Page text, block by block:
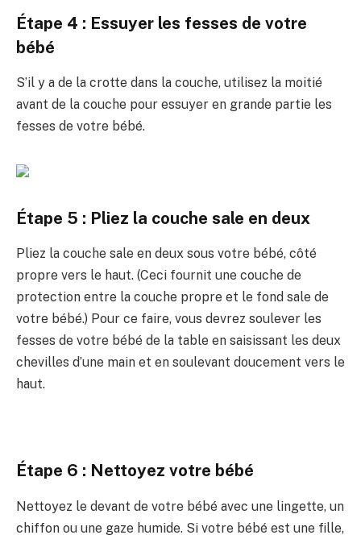
Étape 4 : Essuyer les fesses de votre
bébé
S’il y a de la crotte dans la couche, utilisez la moitié
avant de la couche pour essuyer en grande partie les
fesses de votre bébé.
Étape 5 : Pliez la couche sale en deux
Pliez la couche sale en deux sous votre bébé, côté
propre vers le haut. (Ceci fournit une couche de
protection entre la couche propre et le fond sale de
votre bébé.) Pour ce faire, vous devrez soulever les
fesses de votre bébé de la table en saisissant les deux
chevilles d’une main et en soulevant doucement vers le
haut.
Étape 6 : Nettoyez votre bébé
Nettoyez le devant de votre bébé avec une lingette, un
chiffon ou une gaze humide. Si votre bébé est une fille,